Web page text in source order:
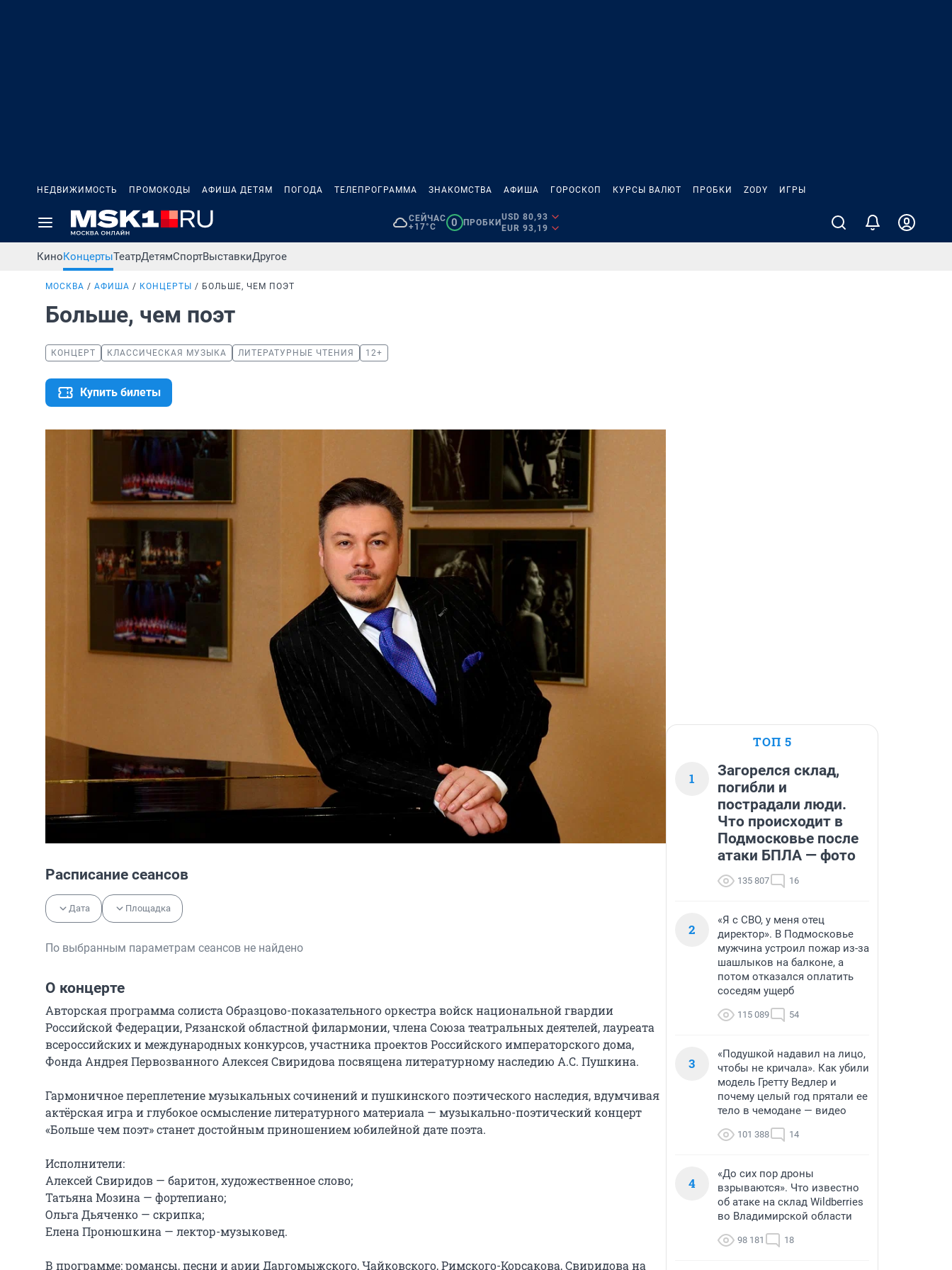
НЕДВИЖИМОСТЬ ПРОМОКОДЫ АФИША ДЕТЯМ ПОГОДА ТЕЛЕПРОГРАММА ЗНАКОМСТВА АФИША ГОРОСКОП КУРСЫ ВАЛЮТ ПРОБКИ ZODY ИГРЫ
СЕЙЧАС
+17°C
0 ПРОБКИ
USD 80,93
EUR 93,19
КиноКонцертыТеатрДетямСпортВыставкиДругое
МОСКВА АФИША КОНЦЕРТЫ БОЛЬШЕ, ЧЕМ ПОЭТ
Больше, чем поэт
КОНЦЕРТ КЛАССИЧЕСКАЯ МУЗЫКА ЛИТЕРАТУРНЫЕ ЧТЕНИЯ 12+
Купить билеты
Расписание сеансов
Дата Площадка
По выбранным параметрам сеансов не найдено
О концерте
Авторская программа солиста Образцово-показательного оркестра войск национальной гвардии
Российской Федерации, Рязанской областной филармонии, члена Союза театральных деятелей, лауреата
всероссийских и международных конкурсов, участника проектов Российского императорского дома,
Фонда Андрея Первозванного Алексея Свиридова посвящена литературному наследию А.С. Пушкина.
Гармоничное переплетение музыкальных сочинений и пушкинского поэтического наследия, вдумчивая
актёрская игра и глубокое осмысление литературного материала — музыкально-поэтический концерт
«Больше чем поэт» станет достойным приношением юбилейной дате поэта.
Исполнители:
Алексей Свиридов — баритон, художественное слово;
Татьяна Мозина — фортепиано;
Ольга Дьяченко — скрипка;
Елена Пронюшкина — лектор-музыковед.
В программе: романсы, песни и арии Даргомыжского, Чайковского, Римского-Корсакова, Свиридова на
ТОП 5
1
Загорелся склад,
погибли и
пострадали люди.
Что происходит в
Подмосковье после
атаки БПЛА — фото
135 807 16
2
«Я с СВО, у меня отец
директор». В Подмосковье
мужчина устроил пожар из-за
шашлыков на балконе, а
потом отказался оплатить
соседям ущерб
115 089 54
3
«Подушкой надавил на лицо,
чтобы не кричала». Как убили
модель Гретту Ведлер и
почему целый год прятали ее
тело в чемодане — видео
101 388 14
4
«До сих пор дроны
взрываются». Что известно
об атаке на склад Wildberries
во Владимирской области
98 181 18